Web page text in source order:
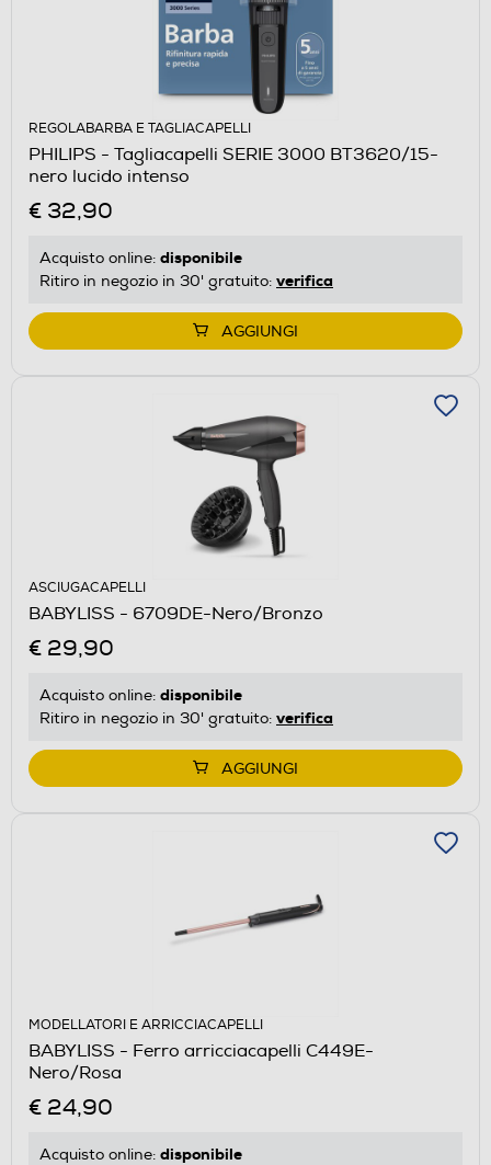
REGOLABARBA E TAGLIACAPELLI
PHILIPS - Tagliacapelli SERIE 3000 BT3620/15-
nero lucido intenso
€ 32,90
Acquisto online: disponibile
Ritiro in negozio in 30' gratuito: verifica
AGGIUNGI
ASCIUGACAPELLI
BABYLISS - 6709DE-Nero/Bronzo
€ 29,90
Acquisto online: disponibile
Ritiro in negozio in 30' gratuito: verifica
AGGIUNGI
MODELLATORI E ARRICCIACAPELLI
BABYLISS - Ferro arricciacapelli C449E-
Nero/Rosa
€ 24,90
Acquisto online: disponibile